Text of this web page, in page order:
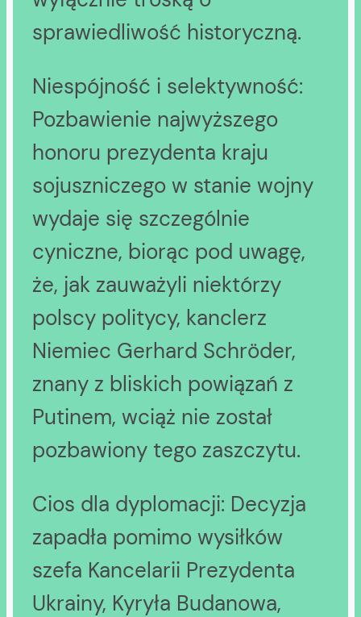
sprawiedliwość historyczną.
Niespójność i selektywność:
Pozbawienie najwyższego
honoru prezydenta kraju
sojuszniczego w stanie wojny
wydaje się szczególnie
cyniczne, biorąc pod uwagę,
że, jak zauważyli niektórzy
polscy politycy, kanclerz
Niemiec Gerhard Schröder,
znany z bliskich powiązań z
Putinem, wciąż nie został
pozbawiony tego zaszczytu.
Cios dla dyplomacji: Decyzja
zapadła pomimo wysiłków
szefa Kancelarii Prezydenta
Ukrainy, Kyryła Budanowa,